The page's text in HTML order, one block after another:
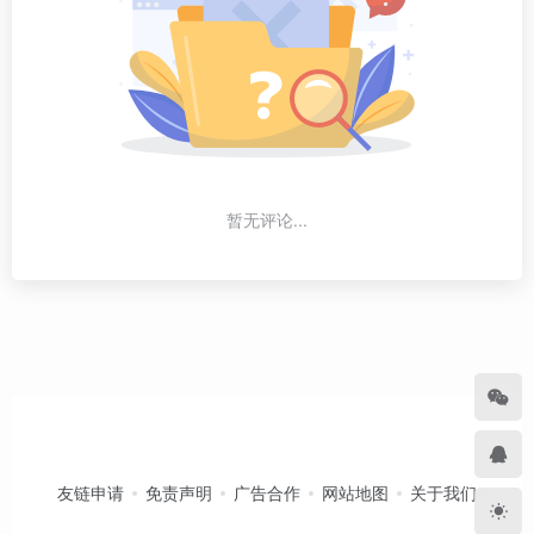
暂无评论...
友链申请 免责声明 广告合作 网站地图 关于我们